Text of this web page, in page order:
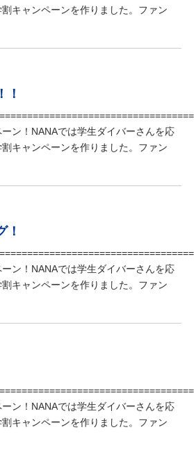
キャンペーンを作りました。ファン
！
ン！NANAでは学生ダイバーさんを応
キャンペーンを作りました。ファン
！
ン！NANAでは学生ダイバーさんを応
キャンペーンを作りました。ファン
ン！NANAでは学生ダイバーさんを応
キャンペーンを作りました。ファン